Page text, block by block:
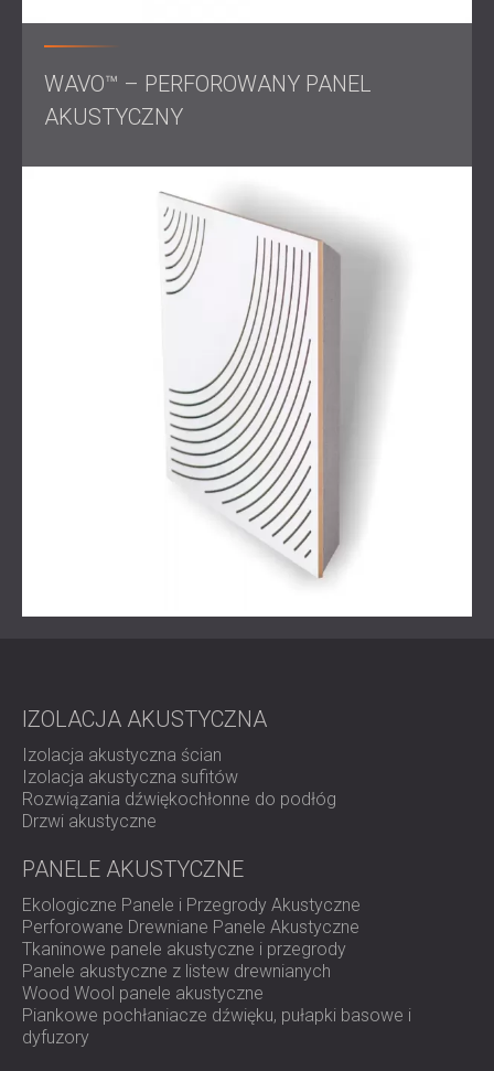
Sale do ćwiczeń muzycznych wymagają równowagi
izolacji akustycznej i wewnętrznej obróbki akustycznej.
Skuteczna izolacja akustyczna zapobiega zewnętrznym
zakłóceniom hałasu, podczas gdy dobrze
umożliwiając muzykom słyszenie i występy w najlepszym
połączenie funkcjonalności i estetyki dla profesjonalnych
środowisk muzycznych.
Przekształć swoją przestrzeń prób dzięki dostosowanym
rozwiązaniom akustycznym i dźwiękoszczelnym
DECIBEL. Skontaktuj się z nami, aby zaprojektować salę
prób, która zainspiruje Twój występ.
WAVO™ – PERFOROWANY PANEL
AKUSTYCZNY
IZOLACJA AKUSTYCZNA
Izolacja akustyczna ścian
Izolacja akustyczna sufitów
Rozwiązania dźwiękochłonne do podłóg
Drzwi akustyczne
PANELE AKUSTYCZNE
Ekologiczne Panele i Przegrody Akustyczne
Perforowane Drewniane Panele Akustyczne
Tkaninowe panele akustyczne i przegrody
Panele akustyczne z listew drewnianych
Wood Wool panele akustyczne
Piankowe pochłaniacze dźwięku, pułapki basowe i
dyfuzory